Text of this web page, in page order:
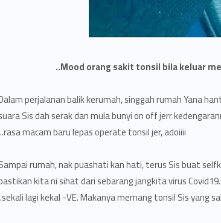
Mood orang sakit tonsil bila keluar
perjalanan balik kerumah, singgah rumah Yana
Sis dah serak dan mula bunyi on off jerr
rasa macam baru lepas operate tonsil jer, adoiiii..
rumah, nak puashati kan hati, terus Sis buat
kita ni sihat dari sebarang jangkita virus
sekali lagi kekal -VE. Makanya memang tonsil Sis yang